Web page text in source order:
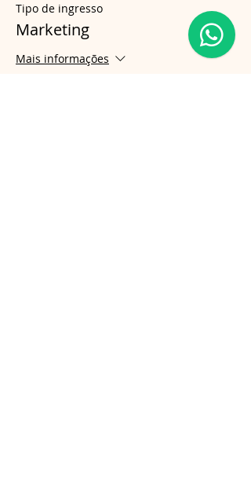
Tipo de ingresso
Marketing
Mais informações